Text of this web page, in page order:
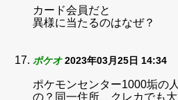
カード会員だと
異様に当たるのはなぜ？
ポケオ 2023年03月25日 14:34
ポケモンセンター1000垢の
の？同一住所、クレカでも